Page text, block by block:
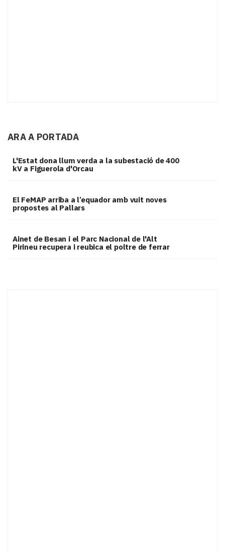
ARA A PORTADA
L'Estat dona llum verda a la subestació de 400
kV a Figuerola d'Orcau
El FeMAP arriba a l’equador amb vuit noves
propostes al Pallars
Ainet de Besan i el Parc Nacional de l'Alt
Pirineu recupera i reubica el poltre de ferrar